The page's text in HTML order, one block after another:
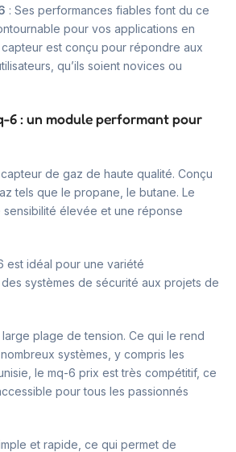
: Ses performances fiables font du ce
pour vos applications en
est conçu pour répondre aux
qu’ils soient novices ou
6 : un module performant pour
de gaz de haute qualité. Conçu
tels que le propane, le butane. Le
sensibilité élevée et une réponse
est idéal pour une variété
des systèmes de sécurité aux projets de
plage de tension. Ce qui le rend
systèmes, y compris les
le mq-6 prix est très compétitif, ce
pour tous les passionnés
et rapide, ce qui permet de